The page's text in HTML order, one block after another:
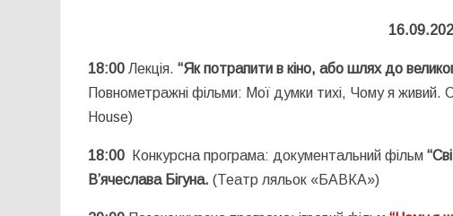
18:00 Лекція.“Як потрапити в кіно, або шлях до
Повнометражні фільми: Мої думки тихі, Чому я живий.
House)
18:00 Конкурсна програма: документальний фільм
В’ячеслава Бігуна.(Театр ляльок «БАВКА»)